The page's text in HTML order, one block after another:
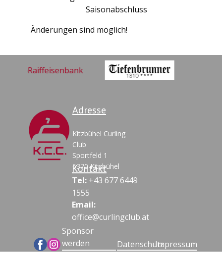
Saisonabschluss
Änderungen sind möglich!
Adresse
Kontakt
Tel: +43 677 6449
1555
Kitzbü​hel Curling
Club
Sportfeld 1
6370 Kitzbühel
Email:
office@curlingclub.at
Sponsor
werden
Impressum
Datenschutz